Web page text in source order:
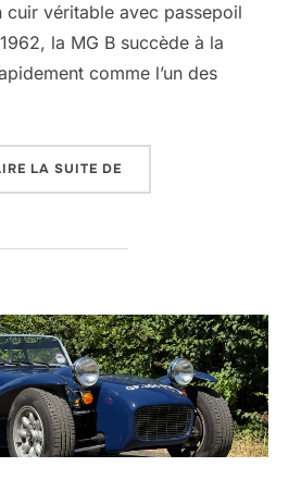
cuir véritable avec passepoil
la MG B succède à la
comme l’un des
LA SUITE DE